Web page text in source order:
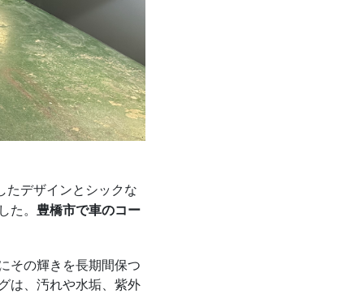
たデザインとシックな
た。 豊橋市で車のコー
その輝きを長期間保つ
は、汚れや水垢、紫外